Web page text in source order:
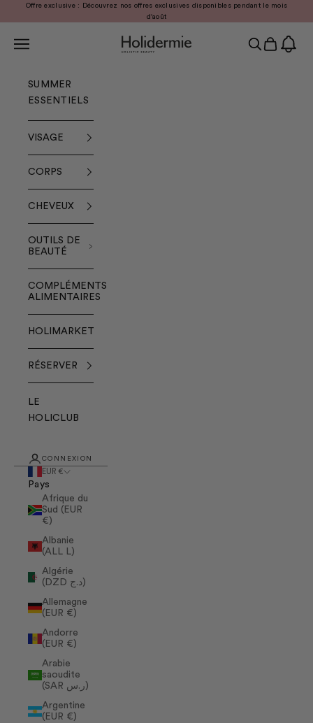
Passer au contenu
Précédent
Offre exclusive : Découvrez nos offres exclusives disponibles pendant le mois
d'août
Holidermie
Menu Recherche
Panier
SUMMER
ESSENTIELS
VISAGE
CORPS
CHEVEUX
OUTILS DE
BEAUTÉ
COMPLÉMENTS
ALIMENTAIRES
HOLIMARKET
RÉSERVER
LE
HOLICLUB
CONNEXION
EUR €
Pays
Afrique du
Sud (EUR
€)
Albanie
(ALL L)
Algérie
(DZD د.ج)
Allemagne
(EUR €)
Andorre
(EUR €)
Arabie
saoudite
(SAR ر.س)
Argentine
(EUR €)